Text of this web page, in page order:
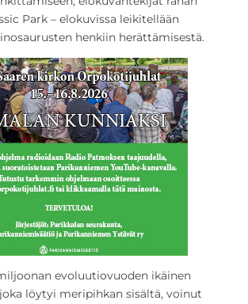
Park – elokuvissa leikitellään
henkiin herättämisestä.
evoluutiovuoden ikäinen
löytyi meripihkan sisältä, voinut